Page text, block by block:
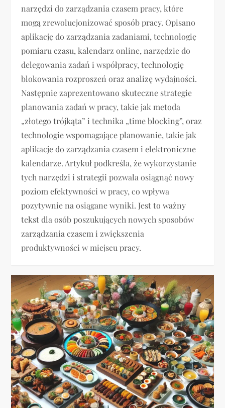
narzędzi do zarządzania czasem pracy, które
mogą zrewolucjonizować sposób pracy. Opisano
aplikację do zarządzania zadaniami, technologię
pomiaru czasu, kalendarz online, narzędzie do
delegowania zadań i współpracy, technologię
blokowania rozproszeń oraz analizę wydajności.
Następnie zaprezentowano skuteczne strategie
planowania zadań w pracy, takie jak metoda
„złotego trójkąta” i technika „time blocking”, oraz
technologie wspomagające planowanie, takie jak
aplikacje do zarządzania czasem i elektroniczne
kalendarze. Artykuł podkreśla, że wykorzystanie
tych narzędzi i strategii pozwala osiągnąć nowy
poziom efektywności w pracy, co wpływa
pozytywnie na osiągane wyniki. Jest to ważny
tekst dla osób poszukujących nowych sposobów
zarządzania czasem i zwiększenia
produktywności w miejscu pracy.